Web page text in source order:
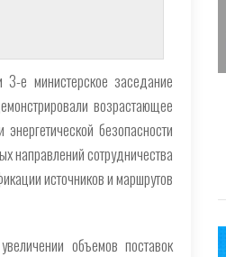
3-е министерское заседание
возрастающее
безопасности
направлений сотрудничества
источников и маршрутов
объемов поставок